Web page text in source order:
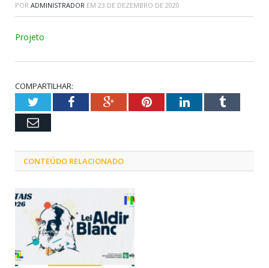
POR ADMINISTRADOR EM 23 DE DEZEMBRO DE 2020
Projeto
COMPARTILHAR:
TwitterFacebookGoogle+PinterestLinkedInTumblr
Email
CONTEÚDO RELACIONADO